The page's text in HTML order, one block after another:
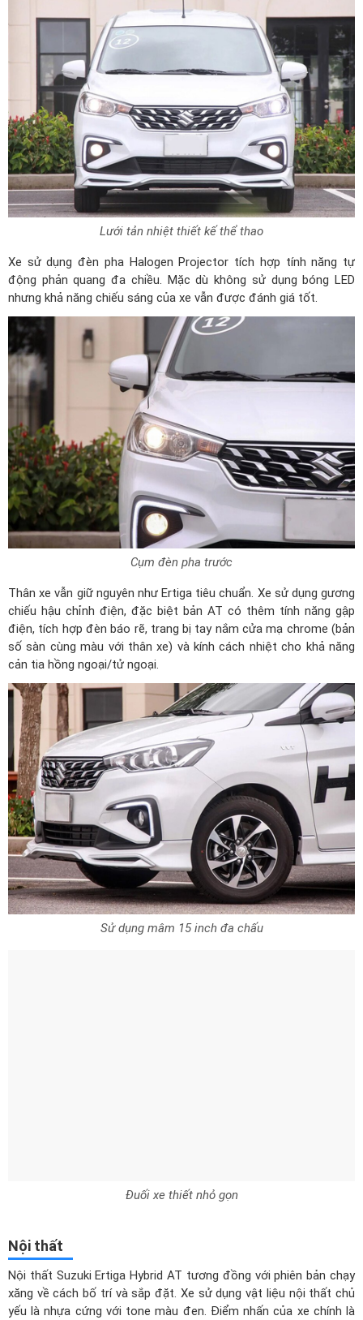
Lưới tản nhiệt thiết kế thể thao
Xe sử dụng đèn pha Halogen Projector tích hợp tính năng tự
động phản quang đa chiều. Mặc dù không sử dụng bóng LED
nhưng khả năng chiếu sáng của xe vẫn được đánh giá tốt.
Cụm đèn pha trước
Thân xe vẫn giữ nguyên như Ertiga tiêu chuẩn. Xe sử dụng gương
chiếu hậu chỉnh điện, đặc biệt bản AT có thêm tính năng gập
điện, tích hợp đèn báo rẽ, trang bị tay nắm cửa mạ chrome (bản
số sàn cùng màu với thân xe) và kính cách nhiệt cho khả năng
cản tia hồng ngoại/tử ngoại.
Sử dụng mâm 15 inch đa chấu
Đuối xe thiết nhỏ gọn
Nội thất
Nội thất Suzuki Ertiga Hybrid AT tương đồng với phiên bản chạy
xăng về cách bố trí và sắp đặt. Xe sử dụng vật liệu nội thất chủ
yếu là nhựa cứng với tone màu đen. Điểm nhấn của xe chính là